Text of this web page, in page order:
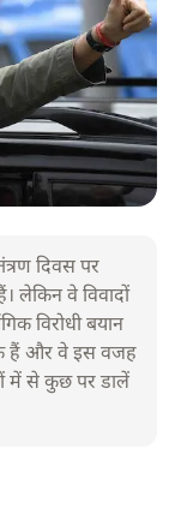
दिवस पर
लेकिन वे विवादों
विरोधी बयान
हैं और वे इस वजह
में से कुछ पर डालें